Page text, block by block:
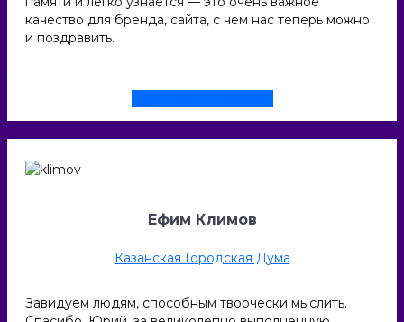
качество для бренда, сайта, с чем нас теперь можно
и поздравить.
Ефим Климов
Казанская Городская Дума
Завидуем людям, способным творчески мыслить.